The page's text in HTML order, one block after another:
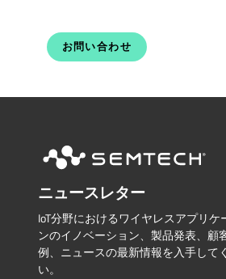
お問い合わせ
ニュースレター
IoT分野におけるワイヤレスアプリケ
ンのイノベーション、製品発表、顧
例、ニュースの最新情報を入手して
い。